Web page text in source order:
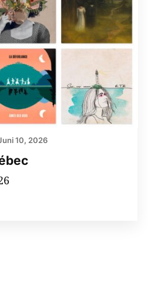
10, 2026